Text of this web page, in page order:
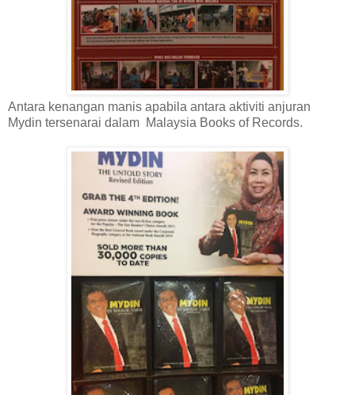
Antara kenangan manis apabila antara aktiviti anjuran
Mydin tersenarai dalam Malaysia Books of Records.